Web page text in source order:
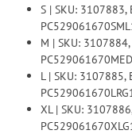
S | SKU:
M | SKU:
L | SKU: 3107885,
PC529061670LRG1
XL | SKU: